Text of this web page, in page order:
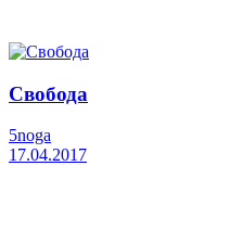
Свобода
5noga
17.04.2017